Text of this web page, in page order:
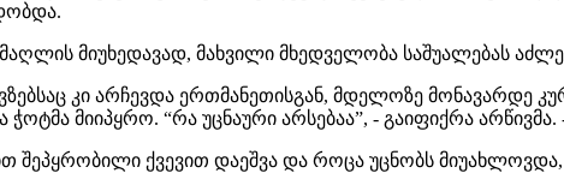
მიუხედავად, მახვილი მხედველობა საშუალებას
კი არჩევდა ერთმანეთისგან, მდელოზე მონავარდე
მიიპყრო. “რა უცნაური არსებაა”, - გაიფიქრა არწივმა.
შეპყრობილი ქვევით დაეშვა და როცა უცნობს მიუახლოვდა,